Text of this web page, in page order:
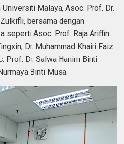
Malaya, Asoc. Prof. Dr.
bersama dengan
seperti Asoc. Prof. Raja Ariffin
Dr. Muhammad Khairi Faiz
Prof. Dr. Salwa Hanim Binti
Binti Musa.